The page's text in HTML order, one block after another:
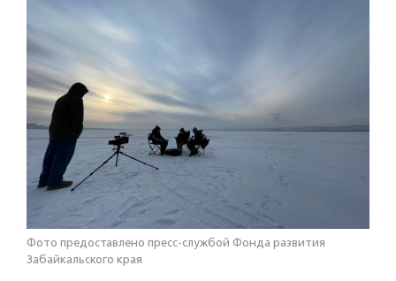
Фото предоставлено пресс-службой Фонда развития
Забайкальского края